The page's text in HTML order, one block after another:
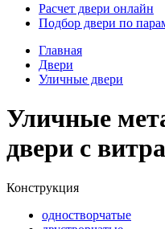
Расчет двери онлайн
Подбор двери по
Главная
Двери
Уличные двери
Уличные
двери с
Конструкция
одностворчатые